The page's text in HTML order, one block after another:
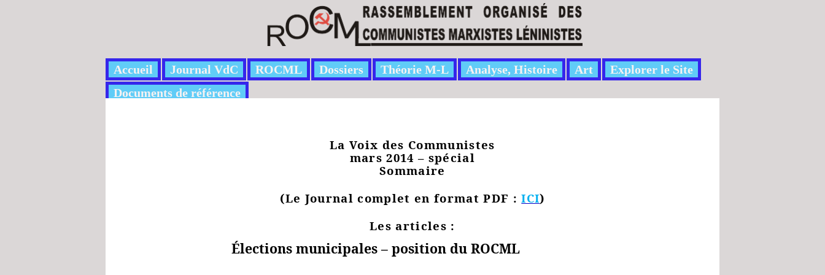
Accueil Journal VdC ROCML Dossiers Théorie M-L Analyse, Histoire Art
Explorer le Site
Documents de référence
La Voix des Communistes
mars 2014 – spécial
Sommaire
(Le Journal complet en format PDF :ICI)
Les articles :
Élections municipales – position du ROCML